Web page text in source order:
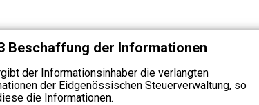
Beschaffung der Informationen
der Informationsinhaber die verlangten
der Eidgenössischen Steuerverwaltung, so
die Informationen.